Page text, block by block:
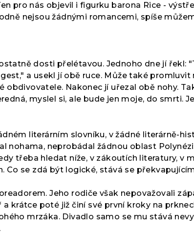
pro nás objevil i figurku barona Rice -
nejsou žádnými romancemi, spíše
dosti přelétavou. Jednoho dne jí řekl:
a usekl jí obě ruce. Může také promluvit
Nakonec jí uřezal obě nohy.
myslel si, ale bude jen moje, do smrti.
literárním slovníku, v žádné literárně-
nohama, neprobádal žádnou oblast
třeba hledat níže, v zákoutích literatury, v
se zdá být logické, stává se
Jeho rodiče však nepovažovali
krátce poté již činí své první kroky na
mrzáka. Divadlo samo se mu stává